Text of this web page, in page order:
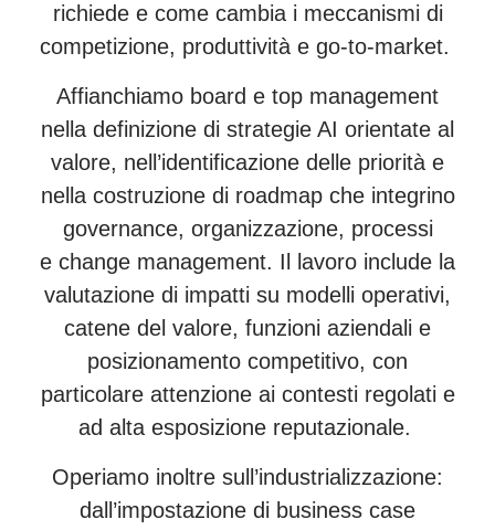
richiede e come cambia i meccanismi di
competizione, produttività e go-to-market.
Affianchiamo board e top management
nella definizione di strategie AI orientate al
valore, nell’identificazione delle priorità e
nella costruzione di roadmap che integrino
governance, organizzazione, processi
e change management. Il lavoro include la
valutazione di impatti su modelli operativi,
catene del valore, funzioni aziendali e
posizionamento competitivo, con
particolare attenzione ai contesti regolati e
ad alta esposizione reputazionale.
Operiamo inoltre sull’industrializzazione:
dall’impostazione di business case